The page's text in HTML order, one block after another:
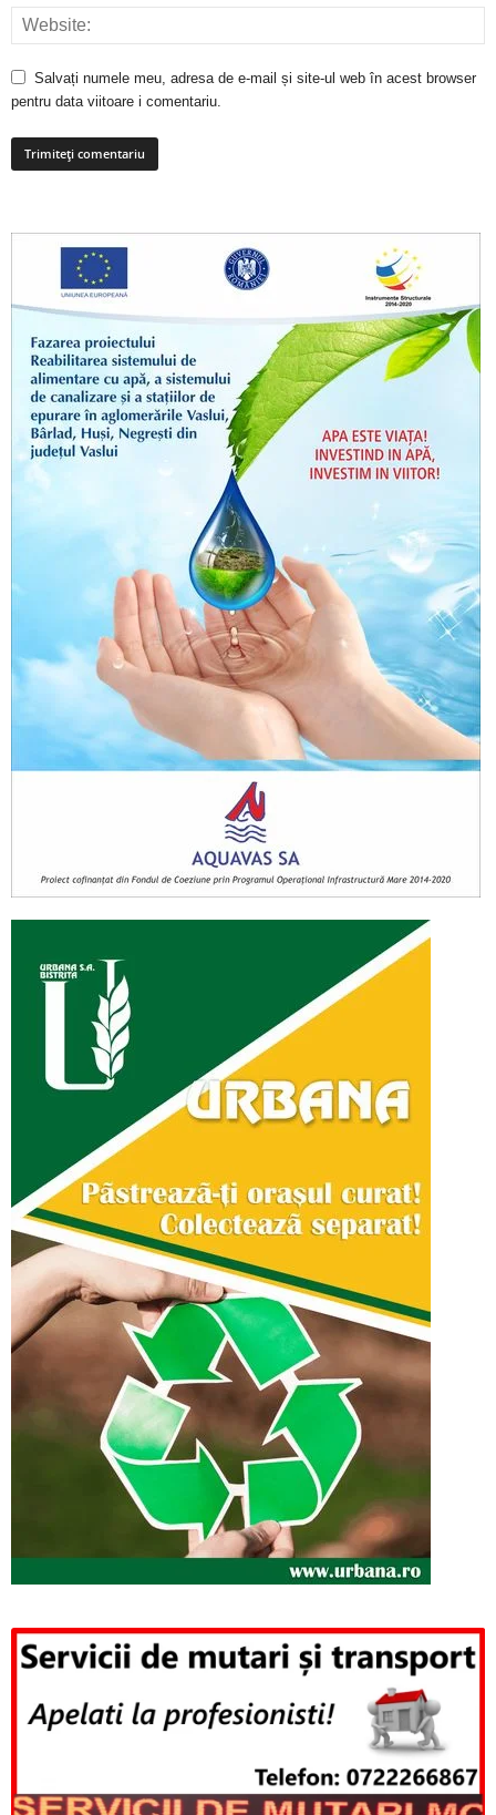
Salvați numele meu, adresa de e-mail și site-ul web în acest browser
pentru data viitoare i comentariu.